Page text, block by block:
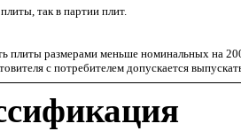
плиты, так в партии плит.
плиты размерами меньше номинальных на
с потребителем допускается